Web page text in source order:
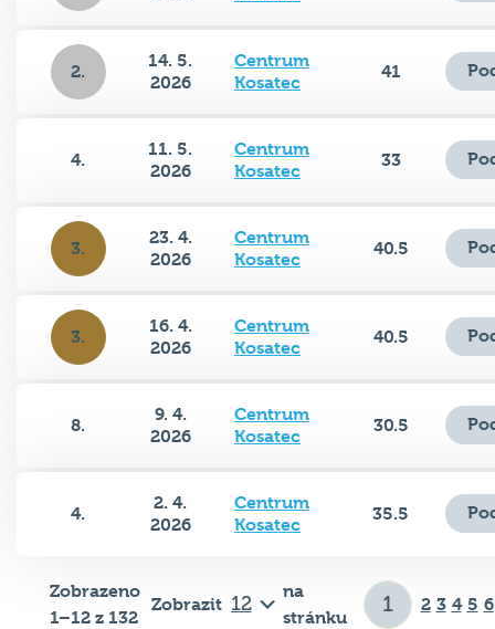
2.
14. 5.
2026
Centrum
Kosatec
41
4.
11. 5.
2026
Centrum
Kosatec
33
3.
23. 4.
2026
Centrum
Kosatec
40.5
3.
16. 4.
2026
Centrum
Kosatec
40.5
8.
9. 4.
2026
Centrum
Kosatec
30.5
4.
2. 4.
2026
Centrum
Kosatec
35.5
Zobrazeno
1–12 z 132
Zobrazit
na
stránku
2 3 4 5 6